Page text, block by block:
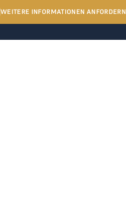
WEITERE INFORMATIONEN ANFORDERN